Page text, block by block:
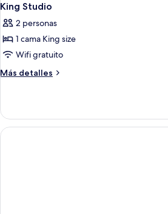
King Studio
2 personas
1 cama King size
Wifi gratuito
Más detalles
Más
Studio